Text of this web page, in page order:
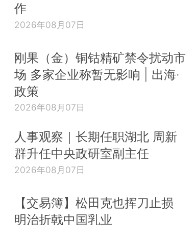
作
2026年08月07日
刚果（金）铜钴精矿禁令扰动市
场 多家企业称暂无影响 | 出海·
政策
2026年08月07日
人事观察｜长期任职湖北 周新
群升任中央政研室副主任
2026年08月07日
【交易簿】松田克也挥刀止损
明治折戟中国乳业